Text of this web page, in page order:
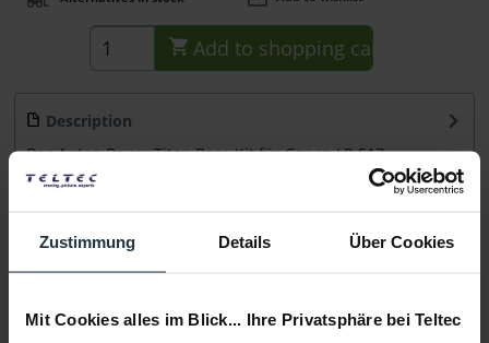
Zustimmung Details Über Cookies
Mit Cookies alles im Blick... Ihre Privatsphäre bei Teltec
Add to shopping cart
Description
Das Anton Bauer Titon Base Kit für Canon LP-E17
beinhaltet einen 68 Wh Akku , ein P-Tap...
more
Consultation